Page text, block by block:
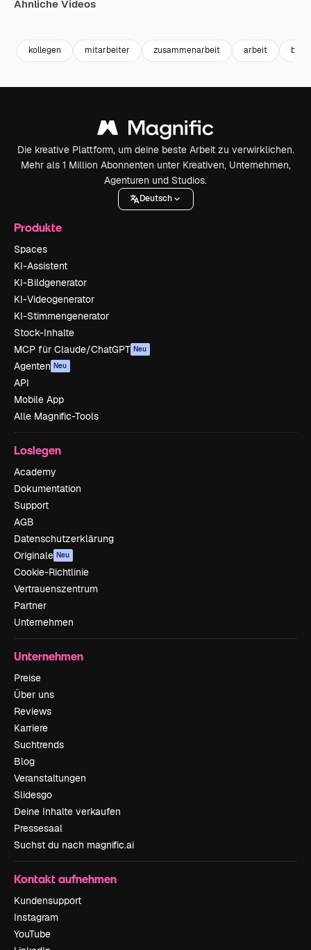
Ähnliche Videos
kollegen mitarbeiter zusammenarbeit arbeit
Die kreative Plattform, um deine beste Arbeit zu verwirklichen.
Mehr als 1 Million Abonnenten unter Kreativen, Unternehmen,
Agenturen und Studios.
Deutsch
Produkte
Spaces
KI-Assistent
KI-Bildgenerator
KI-Videogenerator
KI-Stimmengenerator
Stock-Inhalte
MCP für Claude/ChatGPT Neu
Agenten Neu
API
Mobile App
Alle Magnific-Tools
Loslegen
Academy
Dokumentation
Support
AGB
Datenschutzerklärung
Originale Neu
Cookie-Richtlinie
Vertrauenszentrum
Partner
Unternehmen
Unternehmen
Preise
Über uns
Reviews
Karriere
Suchtrends
Blog
Veranstaltungen
Slidesgo
Deine Inhalte verkaufen
Pressesaal
Suchst du nach magnific.ai
Kontakt aufnehmen
Kundensupport
Instagram
YouTube